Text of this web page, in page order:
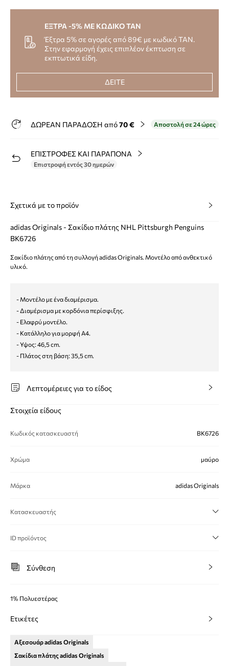
ΕΞΤΡΑ -5% ΜΕ ΚΩΔΙΚΟ TAN
Έξτρα 5% σε αγορές από 89€ με κωδικό TAN.
Στην εφαρμογή έχεις επιπλέον έκπτωση σε
εκπτωτικά είδη.
ΔΕΙΤΕ
ΔΩΡΕΑΝ ΠΑΡΑΔΟΣΗ από70 € Αποστολή σε 24 ώρες
ΕΠΙΣΤΡΟΦΕΣ ΚΑΙ ΠΑΡΑΠΟΝΑ
Επιστροφή εντός 30 ημερών
Σχετικά με το προϊόν
adidas Originals - Σακίδιο πλάτης NHL Pittsburgh Penguins
BK6726
Σακίδιο πλάτης από τη συλλογή adidas Originals. Μοντέλο από ανθεκτικό
υλικό.
- Μοντέλο με ένα διαμέρισμα.
- Διαμέρισμα με κορδόνια περίσφιξης.
- Ελαφρύ μοντέλο.
- Κατάλληλο για μορφή Α4.
- Υψος: 46,5 cm.
- Πλάτος στη βάση: 35,5 cm.
Λεπτομέρειες για το είδος
Στοιχεία είδους
Κωδικός κατασκευαστή BK6726
Χρώμα μαύρο
Μάρκα adidas Originals
Κατασκευαστής
ID προϊόντος
Σύνθεση
1% Πολυεστέρας
Ετικέτες
Αξεσουάρ adidas Originals
Σακίδια πλάτης adidas Originals